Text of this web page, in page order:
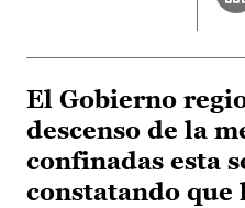
El Gobierno
descenso de la
confinadas esta
constatando que